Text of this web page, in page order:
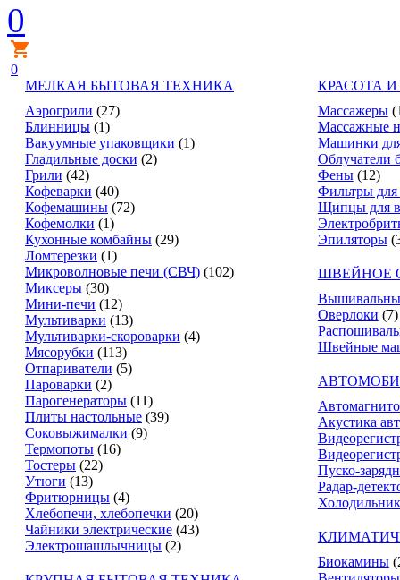
0
0
МЕЛКАЯ БЫТОВАЯ ТЕХНИКА
Аэрогрили (27)
Блинницы (1)
Вакуумные упаковщики (1)
Гладильные доски (2)
Грили (42)
Кофеварки (40)
Кофемашины (72)
Кофемолки (1)
Кухонные комбайны (29)
Ломтерезки (1)
Микроволновые печи (СВЧ) (102)
Миксеры (30)
Мини-печи (12)
Мультиварки (13)
Мультиварки-скороварки (4)
Мясорубки (113)
Отпариватели (5)
Пароварки (2)
Парогенераторы (11)
Плиты настольные (39)
Соковыжималки (9)
Термопоты (16)
Тостеры (22)
Утюги (13)
Фритюрницы (4)
Хлебопечи, хлебопечки (20)
Чайники электрические (43)
Электрошашлычницы (2)
КРАСОТА И
Массажеры
Массажные
Машинки
Облучатели
Фены (12)
Фильтры
Щипцы для
Эпиляторы
ШВЕЙНОЕ
Оверлоки (7)
Швейные
Акустика
Пуско-
Радар-
Биокамины